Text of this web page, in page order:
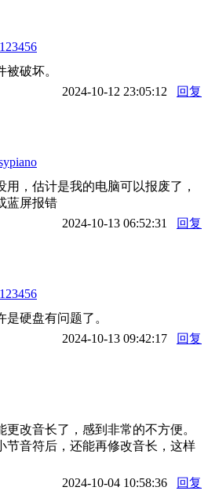
破坏。
2024-10-12 23:05:12
回复
用，估计是我的电脑可以报废了，
蓝屏报错
2024-10-13 06:52:31
回复
硬盘有问题了。
2024-10-13 09:42:17
回复
改音长了，感到非常的不方便。
节音符后，还能再修改音长，这样
2024-10-04 10:58:36
回复